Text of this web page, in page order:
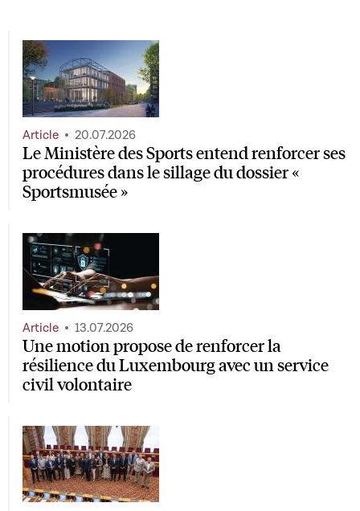
fonds de relance et de solidarité et un régime d'aides en
faveur de certaines entreprises ; 2° la loi modifiée du 19
décembre 2020 ayant pour objet la mise en place d'une
contribution temporaire de l'État aux coûts non
couverts de certaines entreprises
Le Ministère des Sports entend renforcer ses
procédures dans le sillage du dossier «
Sportsmusée »
Article 20.07.2026
Une motion propose de renforcer la
résilience du Luxembourg avec un service
civil volontaire
Article 13.07.2026